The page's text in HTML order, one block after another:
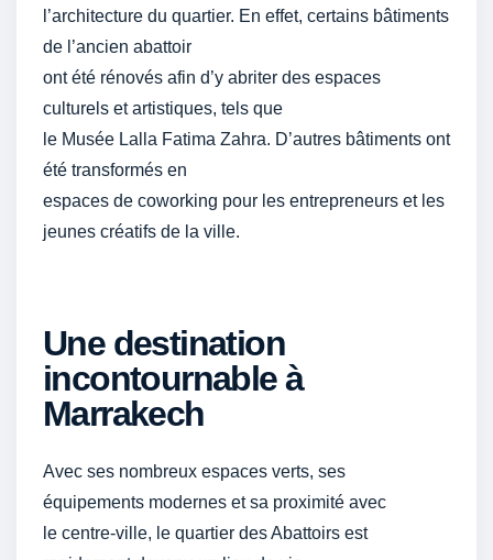
l’architecture du quartier. En effet, certains bâtiments
de l’ancien abattoir
ont été rénovés afin d’y abriter des espaces
culturels et artistiques, tels que
le Musée Lalla Fatima Zahra. D’autres bâtiments ont
été transformés en
espaces de coworking pour les entrepreneurs et les
jeunes créatifs de la ville.
Une destination
incontournable à
Marrakech
Avec ses nombreux espaces verts, ses
équipements modernes et sa proximité avec
le centre-ville, le quartier des Abattoirs est